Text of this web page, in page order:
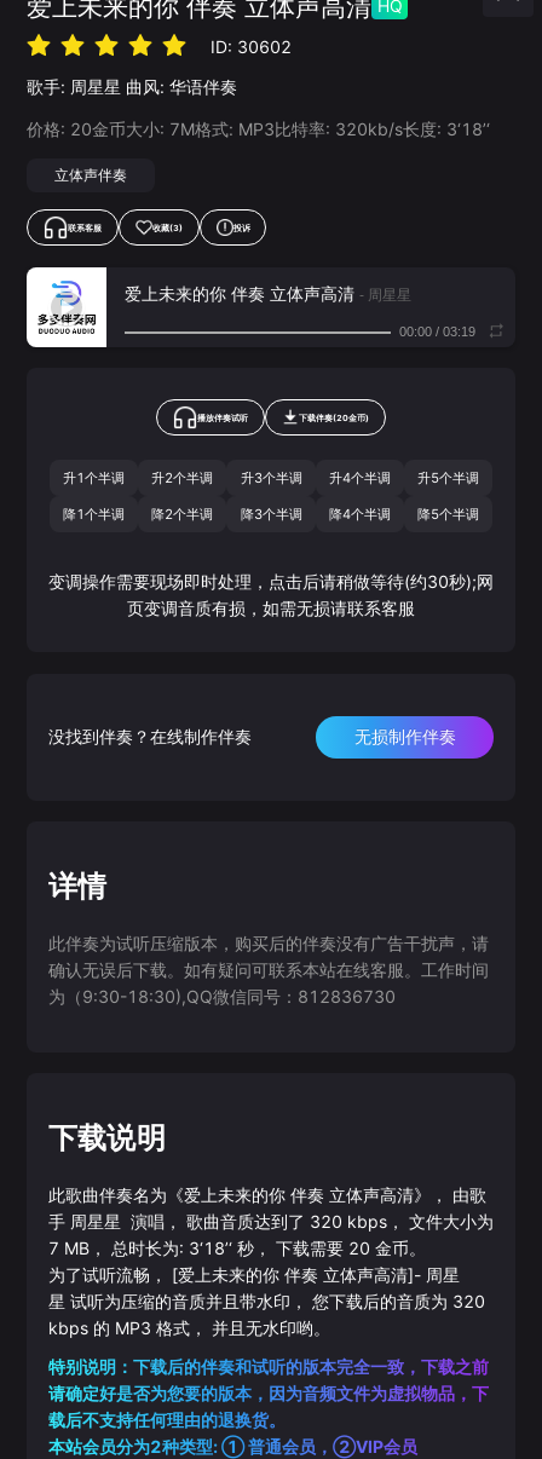
爱上未来的你 伴奏 立体声高清 HQ
ID: 30602
歌手: 周星星 曲风: 华语伴奏
价格: 20金币大小: 7M格式: MP3比特率: 320kb/s长度: 3‘18’‘
立体声伴奏
联系客服 收藏(3) 投诉
爱上未来的你 伴奏 立体声高清 - 周星星
00:00/ 03:19
播放伴奏试听 下载伴奏(20金币)
升1个半调 升2个半调 升3个半调 升4个半调 升5个半调
降1个半调 降2个半调 降3个半调 降4个半调 降5个半调
变调操作需要现场即时处理，点击后请稍做等待(约30秒);网
页变调音质有损，如需无损请联系客服
没找到伴奏？在线制作伴奏 无损制作伴奏
详情
此伴奏为试听压缩版本，购买后的伴奏没有广告干扰声，请
确认无误后下载。如有疑问可联系本站在线客服。工作时间
为（9:30-18:30),QQ微信同号：812836730
下载说明
此歌曲伴奏名为《爱上未来的你 伴奏 立体声高清》， 由歌
手 周星星 演唱， 歌曲音质达到了 320 kbps， 文件大小为
7 MB， 总时长为: 3‘18’‘秒， 下载需要 20 金币。
为了试听流畅， [爱上未来的你 伴奏 立体声高清]- 周星
星 试听为压缩的音质并且带水印， 您下载后的音质为 320
kbps 的 MP3 格式， 并且无水印哟。
特别说明：下载后的伴奏和试听的版本完全一致，下载之前
请确定好是否为您要的版本，因为音频文件为虚拟物品，下
载后不支持任何理由的退换货。
本站会员分为2种类型: ① 普通会员，②VIP会员